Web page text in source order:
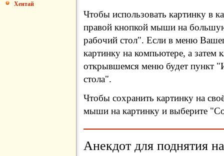
Хентай
Чтобы использовать картинку в
правой кнопкой мыши на
рабочий стол". Если в меню
картинку на компьютере, а затем
открывшемся меню будет пункт
стола".
Чтобы сохранить картинку на
мыши на картинку и выберите
Анекдот для поднятия